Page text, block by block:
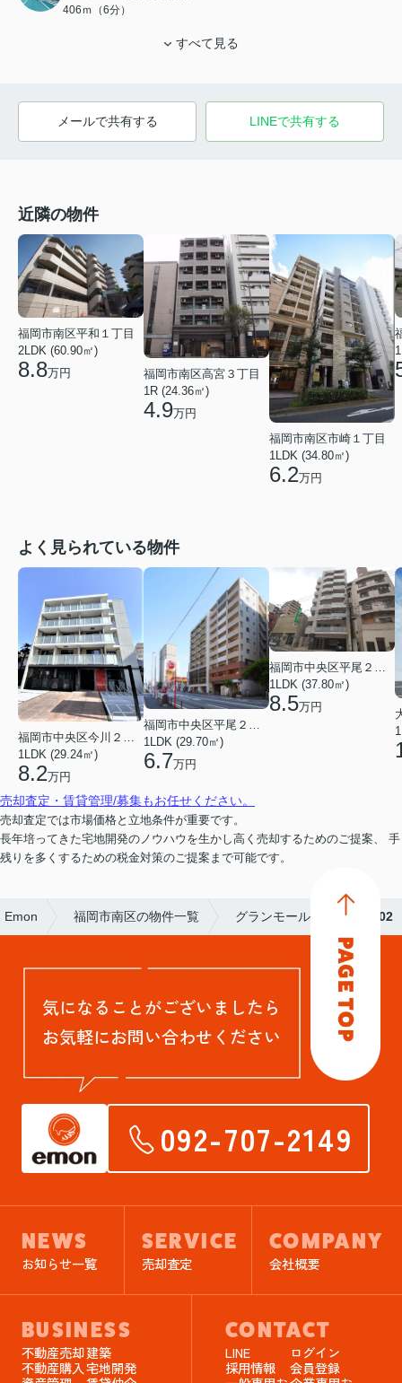
406ｍ（6分）
すべて見る
メールで共有する LINEで共有する
近隣の物件
福岡市南区平和１丁目
2LDK (60.90㎡)
8.8万円
福岡市南区高宮３丁目
1R (24.36㎡)
4.9万円
福岡市南区市崎１丁目
1LDK (34.80㎡)
6.2万円
よく見られている物件
1LDK (29.24㎡)
8.2万円
1LDK (29.70㎡)
6.7万円
1LDK (37.80㎡)
8.5万円
売却査定・賃貸管理/募集もお任せください。
売却査定では市場価格と立地条件が重要です。
長年培ってきた宅地開発のノウハウを生かし高く売却するためのご提案、 手
残りを多くするための税金対策のご提案まで可能です。
Emon 福岡市南区の物件一覧 グランモール秋山 502
気になることがございましたら
お気軽にお問い合わせください
092-707-2149
NEWS
お知らせ一覧
SERVICE
売却査定
COMPANY
会社概要
BUSINESS
不動産売却建築
不動産購入宅地開発
CONTACT
LINE
ログイン
採用情報
会員登録